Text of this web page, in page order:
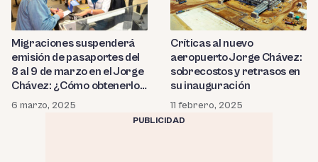
Migraciones suspenderá
emisión de pasaportes del
8 al 9 de marzo en el Jorge
Chávez: ¿Cómo obtenerlo
en esos días?
6 marzo, 2025
Críticas al nuevo
aeropuerto Jorge Chávez:
sobrecostos y retrasos en
su inauguración
11 febrero, 2025
PUBLICIDAD